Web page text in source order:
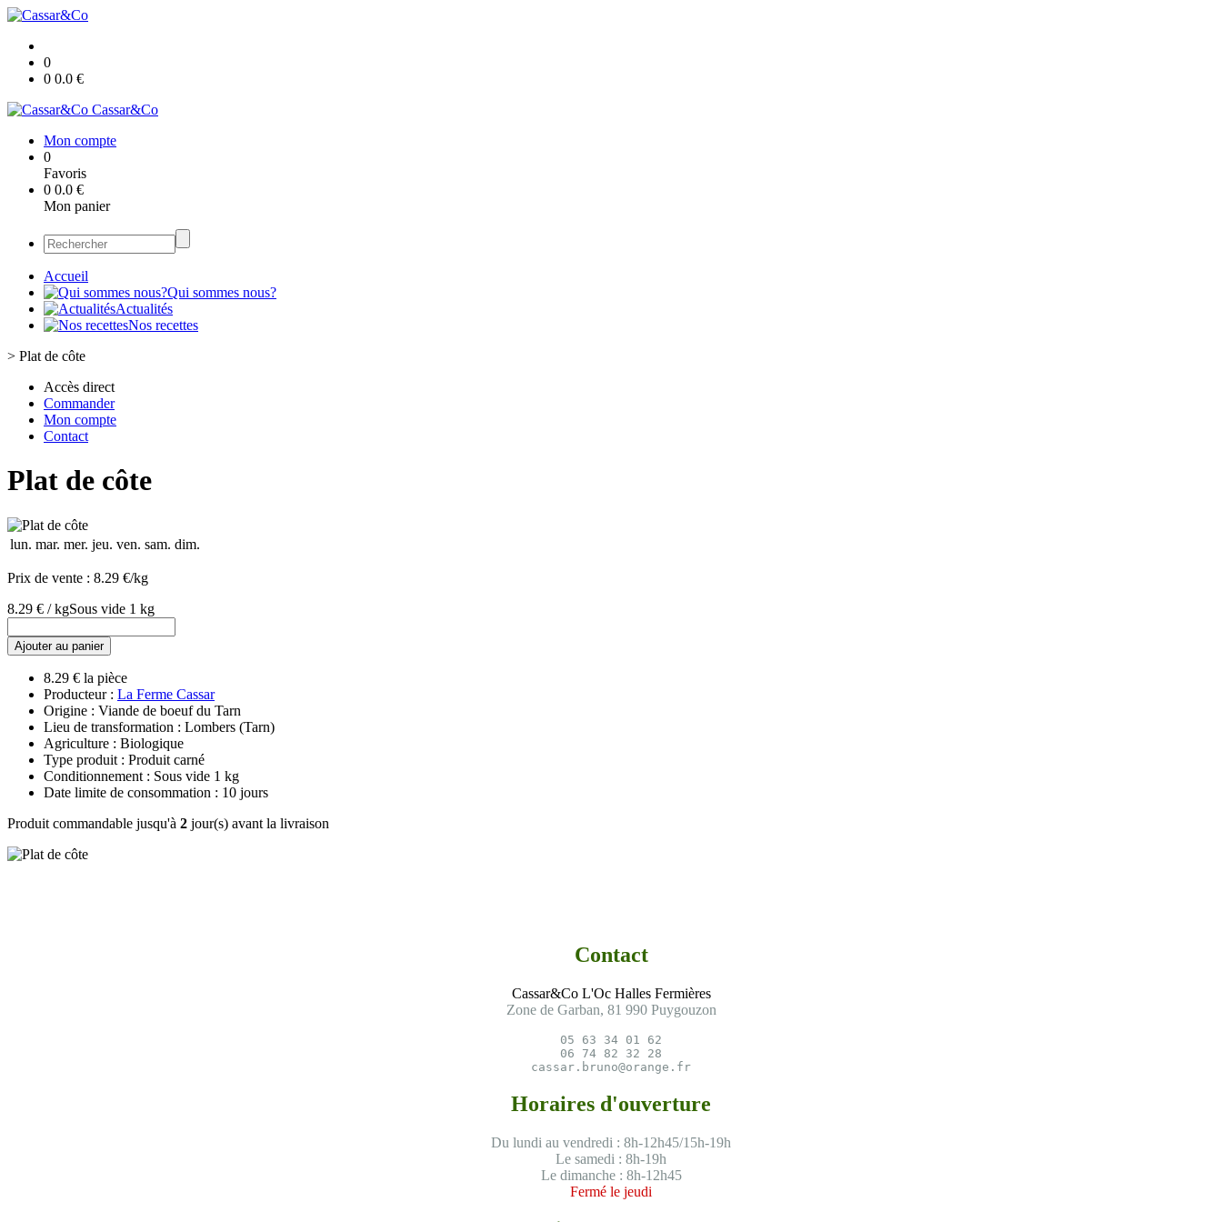
0
0 0.0 €
Cassar&Co
Mon compte
0
Favoris
0 0.0 €
Mon panier
Accueil
Qui sommes nous?
Actualités
Nos recettes
> Plat de côte
Accès direct
Commander
Mon compte
Contact
Plat de côte
lun. mar. mer. jeu. ven. sam. dim.
Prix de vente : 8.29 €/kg
8.29 € / kgSous vide 1 kg
Ajouter au panier
8.29 € la pièce
Producteur : La Ferme Cassar
Origine : Viande de boeuf du Tarn
Lieu de transformation : Lombers (Tarn)
Agriculture : Biologique
Type produit : Produit carné
Conditionnement : Sous vide 1 kg
Date limite de consommation : 10 jours
Produit commandable jusqu'à 2 jour(s) avant la livraison
Contact
Cassar&Co L'Oc Halles Fermières
Zone de Garban, 81 990 Puygouzon
05 63 34 01 62
06 74 82 32 28
cassar.bruno@orange.fr
Horaires d'ouverture
Du lundi au vendredi : 8h-12h45/15h-19h
Le samedi : 8h-19h
Le dimanche : 8h-12h45
Fermé le jeudi